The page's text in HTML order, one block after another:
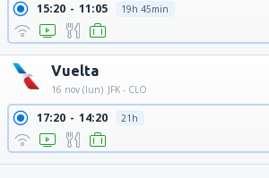
15:20 11:05 19h 45min
Vuelta
16 nov (lun) JFK - CLO
17:20 14:20 21h